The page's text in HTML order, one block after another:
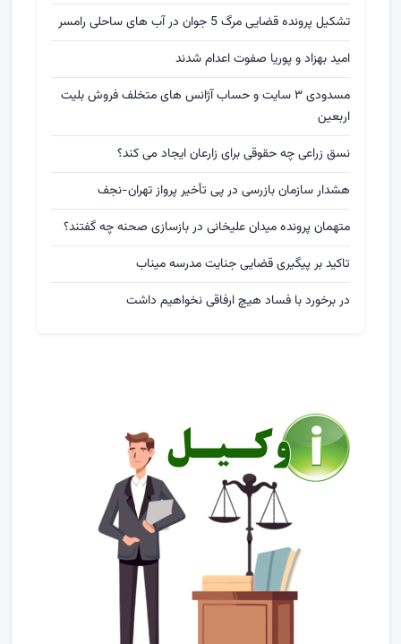
تشکیل پرونده قضایی مرگ 5 جوان در آب های ساحلی رامسر
امید بهزاد و پوریا صفوت اعدام شدند
مسدودی ۳ سایت و حساب آژانس های متخلف فروش بلیت
اربعین
نسق زراعی چه حقوقی برای زارعان ایجاد می کند؟
هشدار سازمان بازرسی در پی تأخیر پرواز تهران-نجف
متهمان پرونده میدان علیخانی در بازسازی صحنه چه گفتند؟
تاکید بر پیگیری قضایی جنایت مدرسه میناب
در برخورد با فساد هیچ ارفاقی نخواهیم داشت